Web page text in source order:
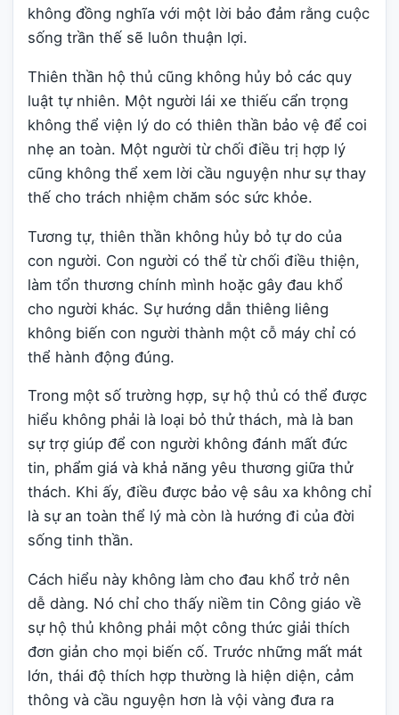
không đồng nghĩa với một lời bảo đảm rằng cuộc
sống trần thế sẽ luôn thuận lợi.
Thiên thần hộ thủ cũng không hủy bỏ các quy
luật tự nhiên. Một người lái xe thiếu cẩn trọng
không thể viện lý do có thiên thần bảo vệ để coi
nhẹ an toàn. Một người từ chối điều trị hợp lý
cũng không thể xem lời cầu nguyện như sự thay
thế cho trách nhiệm chăm sóc sức khỏe.
Tương tự, thiên thần không hủy bỏ tự do của
con người. Con người có thể từ chối điều thiện,
làm tổn thương chính mình hoặc gây đau khổ
cho người khác. Sự hướng dẫn thiêng liêng
không biến con người thành một cỗ máy chỉ có
thể hành động đúng.
Trong một số trường hợp, sự hộ thủ có thể được
hiểu không phải là loại bỏ thử thách, mà là ban
sự trợ giúp để con người không đánh mất đức
tin, phẩm giá và khả năng yêu thương giữa thử
thách. Khi ấy, điều được bảo vệ sâu xa không chỉ
là sự an toàn thể lý mà còn là hướng đi của đời
sống tinh thần.
Cách hiểu này không làm cho đau khổ trở nên
dễ dàng. Nó chỉ cho thấy niềm tin Công giáo về
sự hộ thủ không phải một công thức giải thích
đơn giản cho mọi biến cố. Trước những mất mát
lớn, thái độ thích hợp thường là hiện diện, cảm
thông và cầu nguyện hơn là vội vàng đưa ra